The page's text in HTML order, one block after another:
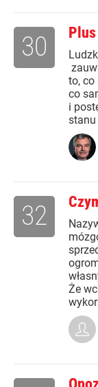
to, co
co
i
stanu
30
Że
32